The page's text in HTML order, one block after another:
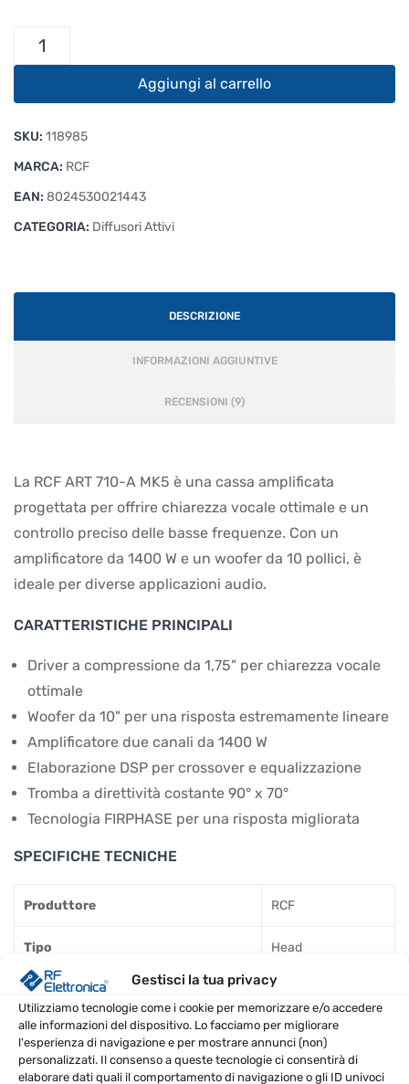
Gestisci la tua privacy
Utilizziamo tecnologie come i cookie per memorizzare e/o accedere
alle informazioni del dispositivo. Lo facciamo per migliorare
l'esperienza di navigazione e per mostrare annunci (non)
personalizzati. Il consenso a queste tecnologie ci consentirà di
elaborare dati quali il comportamento di navigazione o gli ID univoci
A
Cassa
Amplificata
Aggiungi al carrello
SKU: 118985
MARCA: RCF
EAN: 8024530021443
CATEGORIA: Diffusori Attivi
DESCRIZIONE
INFORMAZIONI AGGIUNTIVE
RECENSIONI (9)
La RCF ART 710-A MK5 è una cassa amplificata
progettata per offrire chiarezza vocale ottimale e un
controllo preciso delle basse frequenze. Con un
amplificatore da 1400 W e un woofer da 10 pollici, è
ideale per diverse applicazioni audio.
CARATTERISTICHE PRINCIPALI
Driver a compressione da 1,75" per chiarezza vocale
ottimale
Woofer da 10" per una risposta estremamente lineare
Amplificatore due canali da 1400 W
Elaborazione DSP per crossover e equalizzazione
Tromba a direttività costante 90° x 70°
Tecnologia FIRPHASE per una risposta migliorata
SPECIFICHE TECNICHE
Produttore RCF
Tipo Head
Elaborazione del segnale Attivo
Dimensione del Woofer 10 pollici
Dimensione del Tweeter 1 pollice